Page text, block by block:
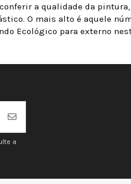
a qualidade da
O mais alto é aquele
Ecológico para externo
a